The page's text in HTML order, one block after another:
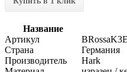
Название
Артикул
Страна
Германия
Производитель
Hark